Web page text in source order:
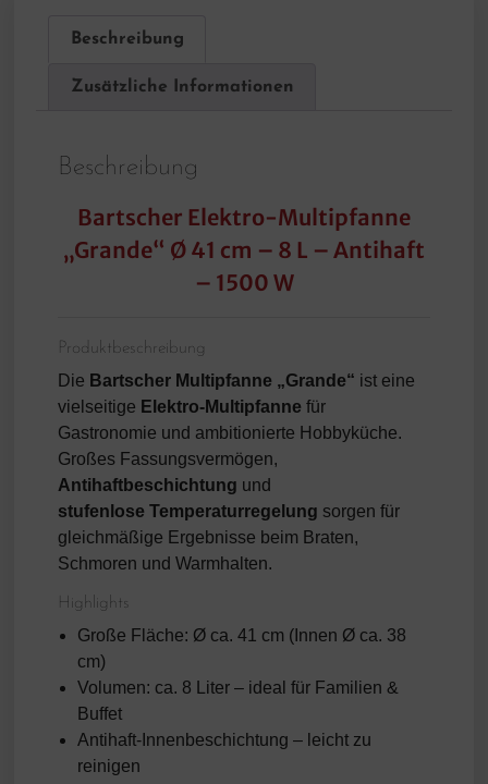
Beschreibung
Zusätzliche Informationen
Beschreibung
Bartscher Elektro-Multipfanne
„Grande“ Ø 41 cm – 8 L – Antihaft
– 1500 W
Produktbeschreibung
Die Bartscher Multipfanne „Grande“ ist eine
vielseitige Elektro-Multipfanne für
Gastronomie und ambitionierte Hobbyküche.
Großes Fassungsvermögen,
Antihaftbeschichtung und
stufenlose Temperaturregelung sorgen für
gleichmäßige Ergebnisse beim Braten,
Schmoren und Warmhalten.
Highlights
Große Fläche: Ø ca. 41 cm (Innen Ø ca. 38
cm)
Volumen: ca. 8 Liter – ideal für Familien &
Buffet
Antihaft-Innenbeschichtung – leicht zu
reinigen